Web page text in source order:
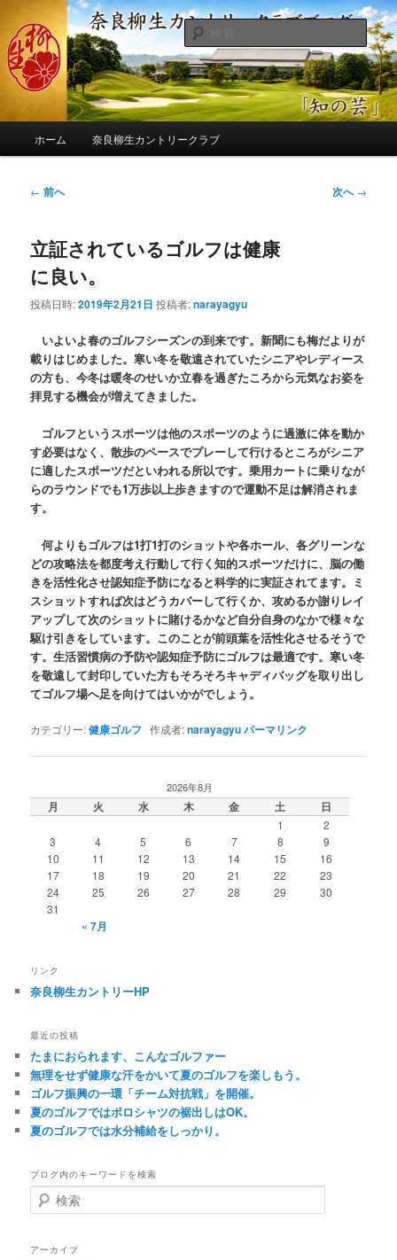
ン
コ
ン
へ
奈良柳生カントリークラブ総支配人
ブログ
季節の話題、クラブの出来事、コースの改修・更新作業、ゴルフに関する随
筆、喜怒哀楽などを気まぐれに発信します。
検
索
ホーム 奈良柳生カントリークラブ
投
ビ
ゲ
ー
シ
← 前へ 次へ→
立証されているゴルフは健康
に良い。
投稿日時:2019年2月21日 投稿者:narayagyu
いよいよ春のゴルフシーズンの到来です。新聞にも梅だよりが
載りはじめました。寒い冬を敬遠されていたシニアやレディース
の方も、今冬は暖冬のせいか立春を過ぎたころから元気なお姿を
拝見する機会が増えてきました。
ゴルフというスポーツは他のスポーツのように過激に体を動か
す必要はなく、散歩のペースでプレーして行けるところがシニア
に適したスポーツだといわれる所以です。乗用カートに乗りなが
らのラウンドでも1万歩以上歩きますので運動不足は解消されま
す。
何よりもゴルフは1打1打のショットや各ホール、各グリーンな
どの攻略法を都度考え行動して行く知的スポーツだけに、脳の働
きを活性化させ認知症予防になると科学的に実証されてます。ミ
スショットすれば次はどうカバーして行くか、攻めるか謝りレイ
アップして次のショットに賭けるかなど自分自身のなかで様々な
駆け引きをしています。このことが前頭葉を活性化させるそうで
す。生活習慣病の予防や認知症予防にゴルフは最適です。寒い冬
を敬遠して封印していた方もそろそろキャディバッグを取り出し
てゴルフ場へ足を向けてはいかがでしょう。
カテゴリー:健康ゴルフ 作成者:narayagyuパーマリンク
2026年8月
月 火 水 木 金 土 日
1
2
3
4 5 6 7 8
9
10
11 12 13 14 15
16
17
18 19 20 21 22
23
24
25 26 27 28 29
30
31
« 7月
リンク
奈良柳生カントリーHP
最近の投稿
たまにおられます、こんなゴルファー
無理をせず健康な汗をかいて夏のゴルフを楽しもう。
ゴルフ振興の一環「チーム対抗戦」を開催。
夏のゴルフではポロシャツの裾出しはOK。
夏のゴルフでは水分補給をしっかり。
ブログ内のキーワードを検索
検
索
アーカイブ